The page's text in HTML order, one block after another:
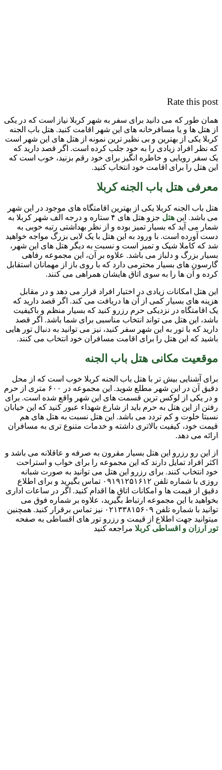
Rate this post
همان طور که می دانید برای سفر به شهر کربلا نیاز است که در یکی
از هتل ها و یا مسافرخانه های این شهر اقامت کنید. هتل باب الجنه
کربلا یکی از بهترین و بی نظیر ترین نمونه از هتل های این شهر است
که نظر افراد زیادی را به خود جلب کرده است. اگر قصد دارید که
یک سفر رویایی و خاطره انگیز برای خود رقم بزنید، خوب است که
این هتل را برای اقامت خود انتخاب کنید.
معرفی هتل باب الجنه کربلا
هتل باب الجنه کربلا یکی از بهترین اقامتگاه های موجود در این شهر
می باشد. این هتل
جزو هتل های ۴ ستاره و درجه الف شهر کربلا به
شمار می آید که بسیار تمیز بوده و از نظر بهداشتی رتبه خوبی به
دست آورده است. با ورود به این هتل با یک لابی بزرگ مواجه خواهید
شد که کاملا شیک و تمیز است و نسبت به دیگر هتل های این شهر،
بسیار بزرگ و دلباز می باشد. علاوه بر آن، این مجموعه رفاهی
گارسون های بسیار محترمی دارد که با روی باز از مهمانان استقابل
کرده و آن ها را به سوی اتاق هایشان همراهی می کنند.
این هتل امکانات زیادی در اختیار افراد قرار می دهد و در مقابل
هزینه های بسیار کمی از آن ها دریافت می کند. اگر قصد دارید که
یک اقامتگاه در نزدیکی حرم رزرو کنید که بسیار منظم و باکیفیت
باشد، این هتل می تواند انتخاب مناسبی برای شما باشد. اگر قصد
دارید که با تور به این شهر سفر کنید، نیز می توانید به دنبال تور هایی
باشید که این هتل را برای اقامت مسافران خود انتخاب می کنند.
موقعیت مکانی هتل باب الجنه
برای آشنایی بیش تر با هتل باب الجنه کربلا خوب است که از محل
دقیق آن در این شهر مطلع شوید. این مجموعه در ۶۰۰ متری از حرم
و در یکی از لوکس ترین قسمت های این شهر واقع شده است. برای
رفتن از این هتل به حرم باید از شارع شهداء عبور کنید که این خیابان
نسبتا خلوت و کم تردد می باشد. این هتل نسبت به هتل های هم
قیمت خود، کیفیت بالاتری داشته و خدمات متنوع تری به مسافران
ارائه می دهد.
از این رو رزرو این هتل بسیار مقرون به صرفه و عاقلانه می باشد و
اکثر افراد تمایل دارند که این مجموعه را برای خواب و استراحت
خود انتخاب کنند. برای رزرو این هتل می توانید به صورت شبانه
روزی با شماره تلفن ۰۹۱۹۱۲۵۱۶۱۲ تماس بگیرید و برای اطلاع
دقیق از قیمت ها و امکانات اتاق ها اقدام کنید. اگر در ساعات اداری
بخواهید با این مجموعه ارتباط بگیرید، علاوه بر شماره فوق می
توانید با شماره تلفن ۰۲۱۳۳۸۱۵۶۰۹ نیز تماس برقرار کنید. همچنین
میتوانید جهت اطلاع از قیمت و رزرو تور های اقساطی به صفحه
تور ارزان و اقساطی کربلا مراجعه کنید